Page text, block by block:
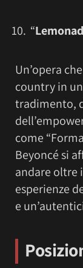
“
Un’opera
country in
tradimento,
come
Beyoncé si
andare oltre
esperienze
e